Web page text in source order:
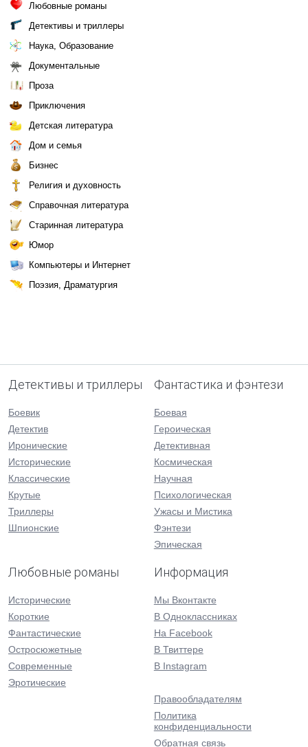
Любовные романы
Детективы и триллеры
Наука, Образование
Документальные
Проза
Приключения
Детская литература
Дом и семья
Бизнес
Религия и духовность
Справочная литература
Старинная литература
Юмор
Компьютеры и Интернет
Поэзия, Драматургия
Детективы и триллеры
Боевик
Детектив
Иронические
Исторические
Классические
Крутые
Триллеры
Шпионские
Фантастика и фэнтези
Боевая
Героическая
Детективная
Космическая
Научная
Психологическая
Ужасы и Мистика
Фэнтези
Эпическая
Любовные романы
Исторические
Короткие
Фантастические
Остросюжетные
Современные
Эротические
Информация
Мы Вконтакте
В Одноклассниках
На Facebook
В Твиттере
В Instagram
Правообладателям
Политика
конфиденциальности
Обратная связь